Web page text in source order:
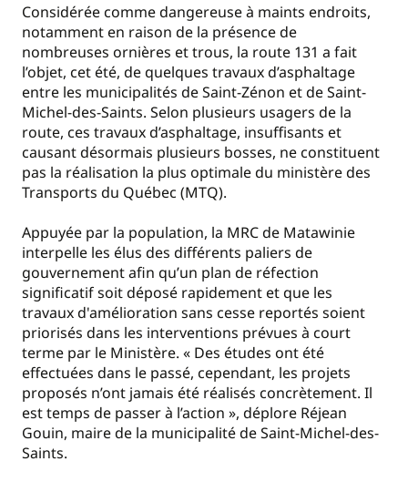
Considérée comme dangereuse à maints endroits,
notamment en raison de la présence de
nombreuses ornières et trous, la route 131 a fait
l’objet, cet été, de quelques travaux d’asphaltage
entre les municipalités de Saint-Zénon et de Saint-
Michel-des-Saints. Selon plusieurs usagers de la
route, ces travaux d’asphaltage, insuffisants et
causant désormais plusieurs bosses, ne constituent
pas la réalisation la plus optimale du ministère des
Transports du Québec (MTQ).
Appuyée par la population, la MRC de Matawinie
interpelle les élus des différents paliers de
gouvernement afin qu’un plan de réfection
significatif soit déposé rapidement et que les
travaux d'amélioration sans cesse reportés soient
priorisés dans les interventions prévues à court
terme par le Ministère. « Des études ont été
effectuées dans le passé, cependant, les projets
proposés n’ont jamais été réalisés concrètement. Il
est temps de passer à l’action », déplore Réjean
Gouin, maire de la municipalité de Saint-Michel-des-
Saints.